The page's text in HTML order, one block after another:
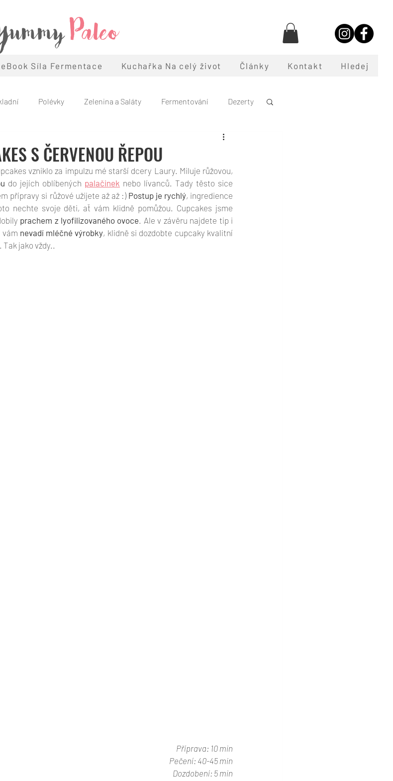
Paleo
eBook Síla Fermentace Kuchařka Na celý život Články Kontakt Hledej
Polévky Zelenina a Saláty Fermentování Dezerty
S ČERVENOU ŘEPOU
vzniklo za impulzu mé starší dcery Laury. Miluje růžovou,
do jejích oblíbených palačinek nebo lívanců. Tady těsto sice
přípravy si růžové užijete až až :) Postup je rychlý, ingredience
nechte svoje děti, ať vám klidně pomůžou. Cupcakes jsme
prachem z lyofilizovaného ovoce . Ale v závěru najdete tip i
vám nevadí mléčné výrobky, klidně si dozdobte cupcaky kvalitní
jako vždy..
Příprava: 10 min
Pečení: 40-45 min
Dozdobení: 5 min